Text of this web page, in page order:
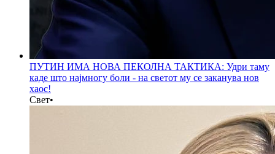
ПУТИН ИМА НОВА ПЕКОЛНА ТАКТИКА: Удри таму
каде што најмногу боли - на светот му се заканува нов
хаос!
Свет•